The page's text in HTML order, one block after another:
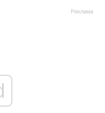
Реклама